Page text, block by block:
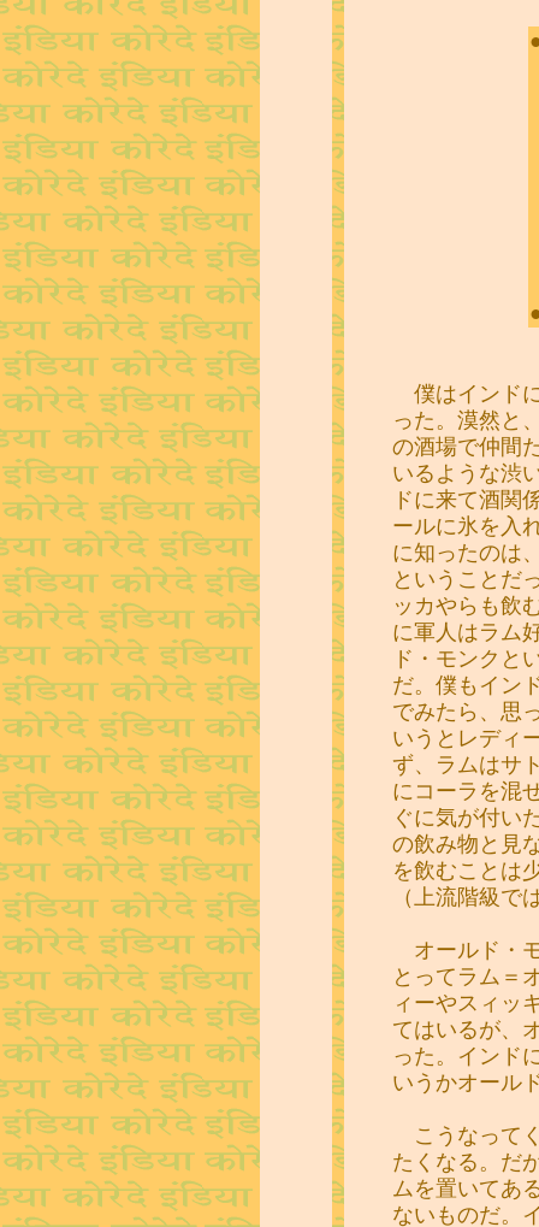
僕はインド
った。漠然と
の酒場で仲間
いるような渋
ドに来て酒関
ールに氷を入
に知ったのは
ということだ
ッカやらも飲
に軍人はラム
ド・モンクと
だ。僕もイン
でみたら、思
いうとレディ
ず、ラムはサ
にコーラを混
ぐに気が付い
の飲み物と見
を飲むことは
（上流階級で
オールド・
とってラム＝
ィーやスィッ
てはいるが、
った。インド
いうかオール
こうなって
たくなる。だ
ムを置いてあ
ないものだ。